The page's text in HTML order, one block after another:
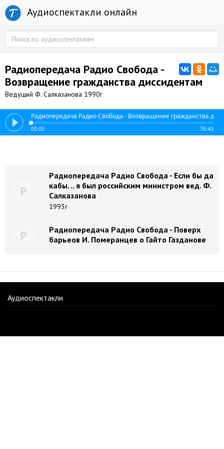
Аудиоспектакли онлайн
Радиопередача Радио Свобода -
Возвращение гражданства диссидентам
Ведущий Ф. Салказанова 1990г
Радиопередача Радио Свобода - Возвращение гражданства
00:00 76:43
Р
Радиопередача Радио Свобода - Если бы да
кабы. .. я был российским министром вед. Ф.
Салказанова
1993г
Р
Радиопередача Радио Свобода - Поверх
барьеов И. Померанцев о Гайто Газданове
Аудиоспектакли